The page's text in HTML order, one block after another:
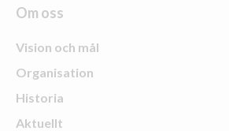
Om oss
Vision och mål
Organisation
Historia
Aktuellt